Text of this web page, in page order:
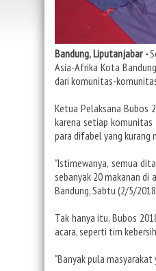
Bandung, Liputanjabar -
Asia-Afrika Kota
dari komunitas-
Ketua Pelaksana Bubos
karena setiap
para difabel yang kurang
"Istimewanya, semua
sebanyak 20 makanan di
Bandung, Sabtu (2/5/
Tak hanya itu, Bubos
acara, seperti tim
"Banyak pula